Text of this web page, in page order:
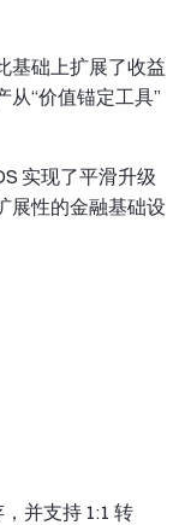
基础上扩展了收益
“价值锚定工具”
实现了平滑升级
展性的金融基础设
并支持 1:1 转